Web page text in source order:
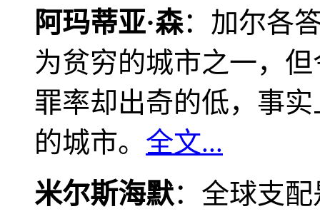
阿玛蒂亚·森：加尔各
为贫穷的城市之一，
罪率却出奇的低，事
的城市。 全文...
米尔斯海默：全球支